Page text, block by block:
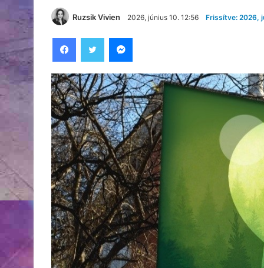
Ruzsik Vivien 2026, június 10. 12:56 Frissítve: 2026,